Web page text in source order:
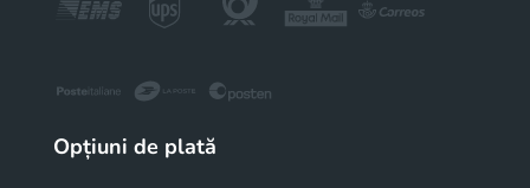
Opțiuni de plată